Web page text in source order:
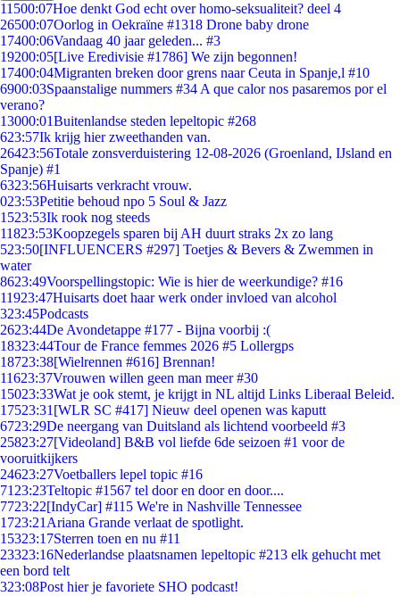
11500:07Hoe denkt God echt over homo-seksualiteit? deel 4
26500:07Oorlog in Oekraïne #1318 Drone baby drone
17400:06Vandaag 40 jaar geleden... #3
19200:05[Live Eredivisie #1786] We zijn begonnen!
17400:04Migranten breken door grens naar Ceuta in Spanje,l #10
6900:03Spaanstalige nummers #34 A que calor nos pasaremos por el
verano?
13000:01Buitenlandse steden lepeltopic #268
623:57Ik krijg hier zweethanden van.
26423:56Totale zonsverduistering 12-08-2026 (Groenland, IJsland en
Spanje) #1
6323:56Huisarts verkracht vrouw.
023:53Petitie behoud npo 5 Soul & Jazz
1523:53Ik rook nog steeds
11823:53Koopzegels sparen bij AH duurt straks 2x zo lang
523:50[INFLUENCERS #297] Toetjes & Bevers & Zwemmen in
water
8623:49Voorspellingstopic: Wie is hier de weerkundige? #16
11923:47Huisarts doet haar werk onder invloed van alcohol
323:45Podcasts
2623:44De Avondetappe #177 - Bijna voorbij :(
18323:44Tour de France femmes 2026 #5 Lollergps
18723:38[Wielrennen #616] Brennan!
11623:37Vrouwen willen geen man meer #30
15023:33Wat je ook stemt, je krijgt in NL altijd Links Liberaal Beleid.
17523:31 [WLR SC #417] Nieuw deel openen was kaputt
6723:29De neergang van Duitsland als lichtend voorbeeld #3
25823:27[Videoland] B&B vol liefde 6de seizoen #1 voor de
vooruitkijkers
24623:27Voetballers lepel topic #16
71 23:23Teltopic #1567 tel door en door en door....
7723:22[IndyCar] #115 We're in Nashville Tennessee
1723:21 Ariana Grande verlaat de spotlight.
15323:17Sterren toen en nu #11
23323:16Nederlandse plaatsnamen lepeltopic #213 elk gehucht met
een bord telt
323:08Post hier je favoriete SHO podcast!